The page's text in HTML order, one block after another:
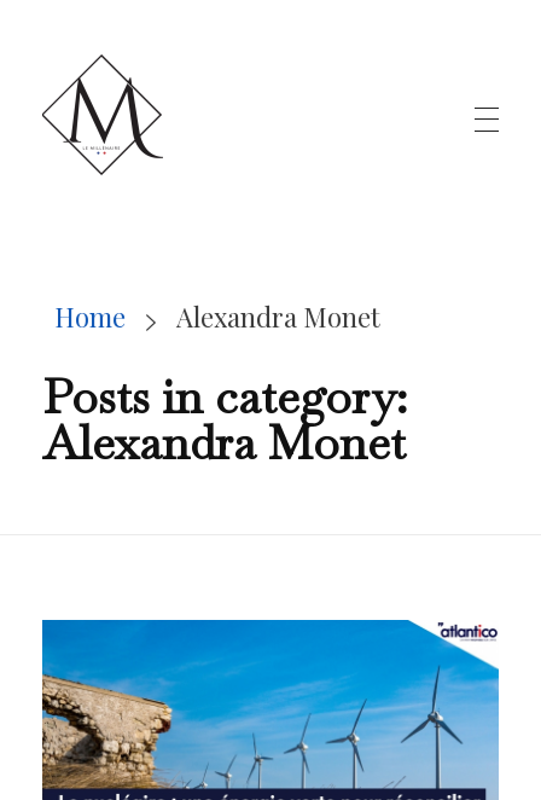
Home Alexandra Monet
Posts in category:
Alexandra Monet